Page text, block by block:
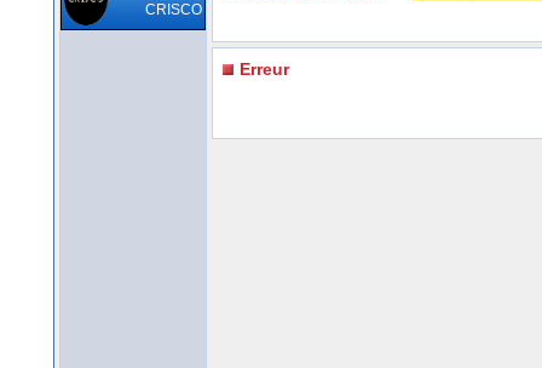
CRISCO
Erreur